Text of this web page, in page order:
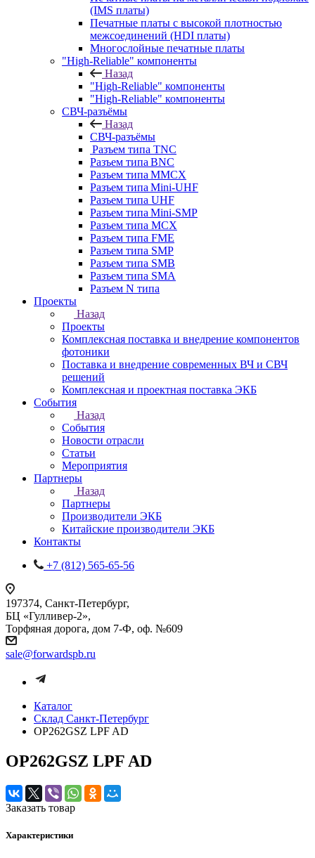
(IMS платы)
Печатные платы с высокой плотностью
межсоединений (HDI платы)
Многослойные печатные платы
"High-Reliable" компоненты
Назад
"High-Reliable" компоненты
"High-Reliable" компоненты
СВЧ-разъёмы
Назад
СВЧ-разъёмы
Разъем типа TNC
Разъем типа BNC
Разъем типа MMCX
Разъем типа Mini-UHF
Разъем типа UHF
Разъем типа Mini-SMP
Разъем типа MCX
Разъем типа FME
Разъем типа SMP
Разъем типа SMB
Разъем типа SMA
Разъем N типа
Проекты
Назад
Проекты
Комплексная поставка и внедрение компонентов
фотоники
Поставка и внедрение современных ВЧ и СВЧ
решений
Комплексная и проектная поставка ЭКБ
События
Назад
События
Новости отрасли
Статьи
Мероприятия
Партнеры
Назад
Партнеры
Производители ЭКБ
Китайские производители ЭКБ
Контакты
+7 (812) 565-65-56
197374, Санкт-Петербург,
БЦ «Гулливер-2»,
Торфяная дорога, дом 7-Ф, оф. №609
sale@forwardspb.ru
Каталог
Cклад Санкт-Петербург
OP262GSZ LPF AD
OP262GSZ LPF AD
Заказать товар
Характеристики